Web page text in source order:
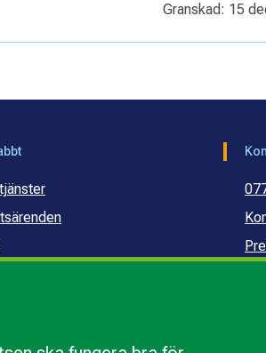
Granskad: 15